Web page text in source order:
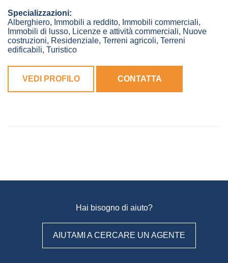
Specializzazioni:
Alberghiero, Immobili a reddito, Immobili commerciali,
Immobili di lusso, Licenze e attività commerciali, Nuove
costruzioni, Residenziale, Terreni agricoli, Terreni
edificabili, Turistico
VEDI PROFILO CONTATTA
Hai bisogno di aiuto?
AIUTAMI A CERCARE UN AGENTE